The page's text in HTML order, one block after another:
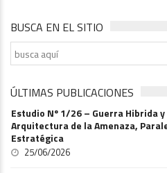
BUSCA EN EL SITIO
ÚLTIMAS PUBLICACIONES
Estudio Nº 1/26 – Guerra Hibrida
Arquitectura de la Amenaza,
Estratégica
25/06/2026